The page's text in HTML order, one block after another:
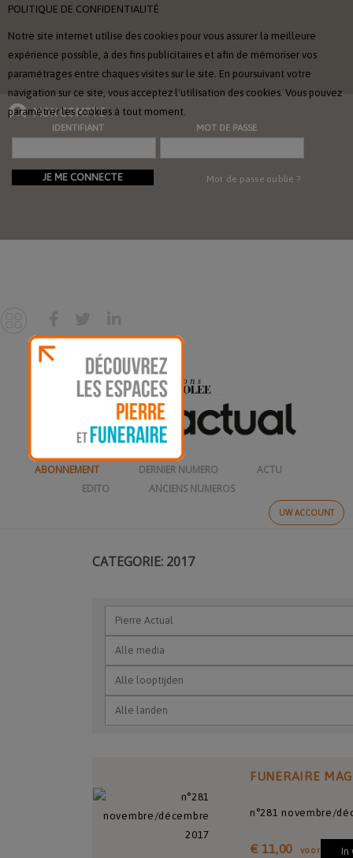
POLITIQUE DE CONFIDENTIALITÉ
Notre site internet utilise des cookies pour vous assurer la meilleure
expérience possible, à des fins publicitaires et afin de mémoriser vos
paramétrages entre chaques visites sur le site. En poursuivant votre
navigation sur ce site, vous acceptez l'utilisation des cookies. Vous pouvez
paramétrer les cookies à tout moment.
MON COMPTE
IDENTIFIANT MOT DE PASSE
JE ME CONNECTE Mot de passe oublié ?
UW ACCOUNT
ABONNEMENT DERNIER NUMERO
ACTU
EDITO
ANCIENS NUMEROS
CATEGORIE: 2017
FUNERAIRE MAG
n°281 novembre/
€ 11,00 voor In